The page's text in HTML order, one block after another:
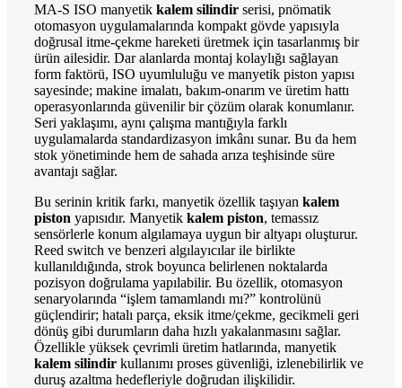
MA-S ISO manyetik kalem silindir serisi, pnömatik
otomasyon uygulamalarında kompakt gövde yapısıyla
doğrusal itme-çekme hareketi üretmek için tasarlanmış bir
ürün ailesidir. Dar alanlarda montaj kolaylığı sağlayan
form faktörü, ISO uyumluluğu ve manyetik piston yapısı
sayesinde; makine imalatı, bakım-onarım ve üretim hattı
operasyonlarında güvenilir bir çözüm olarak konumlanır.
Seri yaklaşımı, aynı çalışma mantığıyla farklı
uygulamalarda standardizasyon imkânı sunar. Bu da hem
stok yönetiminde hem de sahada arıza teşhisinde süre
avantajı sağlar.
Bu serinin kritik farkı, manyetik özellik taşıyan kalem
piston yapısıdır. Manyetik kalem piston, temassız
sensörlerle konum algılamaya uygun bir altyapı oluşturur.
Reed switch ve benzeri algılayıcılar ile birlikte
kullanıldığında, strok boyunca belirlenen noktalarda
pozisyon doğrulama yapılabilir. Bu özellik, otomasyon
senaryolarında “işlem tamamlandı mı?” kontrolünü
güçlendirir; hatalı parça, eksik itme/çekme, gecikmeli geri
dönüş gibi durumların daha hızlı yakalanmasını sağlar.
Özellikle yüksek çevrimli üretim hatlarında, manyetik
kalem silindir kullanımı proses güvenliği, izlenebilirlik ve
duruş azaltma hedefleriyle doğrudan ilişkilidir.